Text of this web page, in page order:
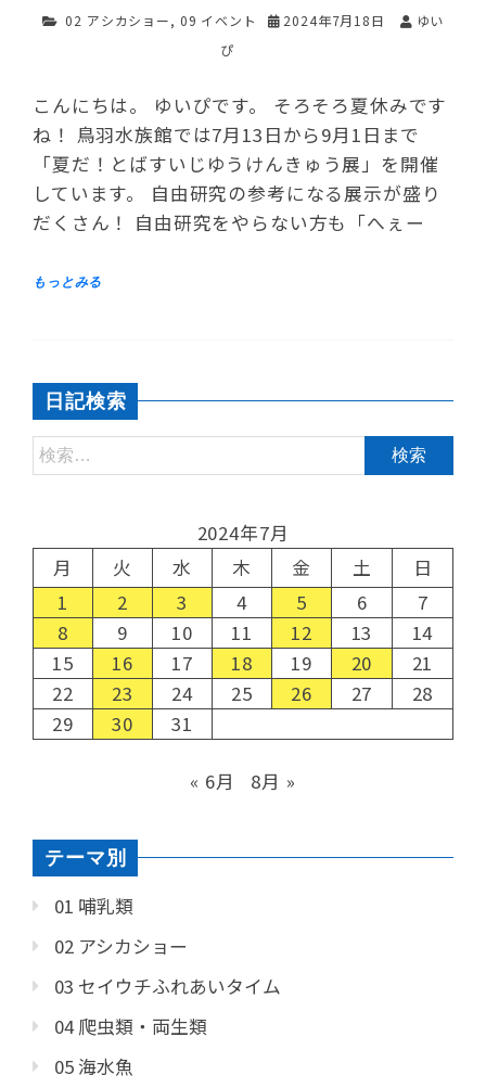
02 アシカショー, 09 イベント 2024年7月18日
ゆい
ぴ
こんにちは。 ゆいぴです。 そろそろ夏休みです
ね！ 鳥羽水族館では7月13日から9月1日まで
「夏だ！とばすいじゆうけんきゅう展」を開催
しています。 自由研究の参考になる展示が盛り
だくさん！ 自由研究をやらない方も「へぇー
日記検索
2024年7月
月
火 水 木 金 土
日
1
2 3 4 5 6
7
8
9 10 11 12 13
14
15
16 17 18 19 20
21
22
23 24 25 26 27
28
29
30 31
« 6月 8月 »
テーマ別
01 哺乳類
02 アシカショー
03 セイウチふれあいタイム
04 爬虫類・両生類
05 海水魚